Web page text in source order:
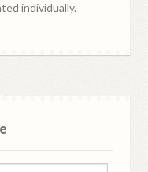
individually.